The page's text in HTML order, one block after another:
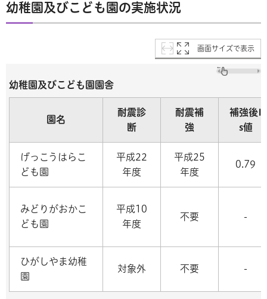
幼稚園及びこども園の実施状況
画面サイズで表示
幼稚園及びこども園園舎
園名
耐震診
断
耐震補
強
補強後I
s値
げっこうはらこ
ども園
平成22
年度
平成25
年度
0.79
みどりがおかこ
ども園
平成10
年度
不要 -
ひがしやま幼稚
園
対象外 不要 -